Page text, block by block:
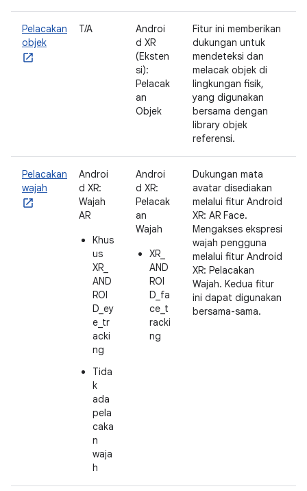
Pelacakan
objek
T/A
Androi
d XR
(Eksten
si):
Pelacak
an
Objek
Fitur ini memberikan
dukungan untuk
mendeteksi dan
melacak objek di
lingkungan fisik,
yang digunakan
bersama dengan
library objek
referensi.
Pelacakan
wajah
Androi
d XR:
Wajah
AR
Khus
us
XR_
AND
ROI
D_ey
e_tr
acki
ng
Tida
k
ada
pela
caka
n
waja
h
Androi
d XR:
Pelacak
an
Wajah
XR_
AND
ROI
D_fa
ce_t
racki
ng
Dukungan mata
avatar disediakan
melalui fitur Android
XR: AR Face.
Mengakses ekspresi
wajah pengguna
melalui fitur Android
XR: Pelacakan
Wajah. Kedua fitur
ini dapat digunakan
bersama-sama.